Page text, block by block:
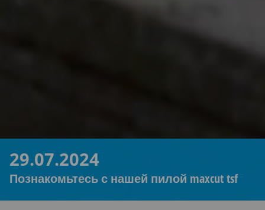
29.07.2024
Познакомьтесь с нашей пилой maxcut tsf